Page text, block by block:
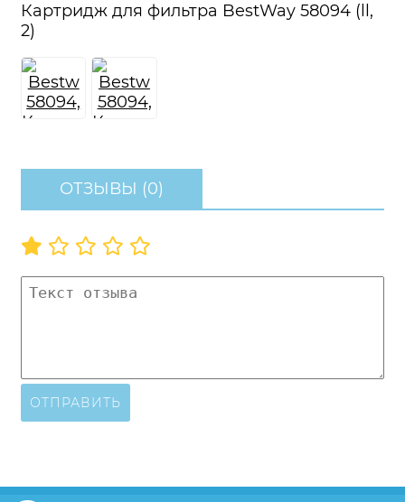
Картридж для фильтра BestWay 58094 (ll,
2)
ОТЗЫВЫ (0)
ОТПРАВИТЬ